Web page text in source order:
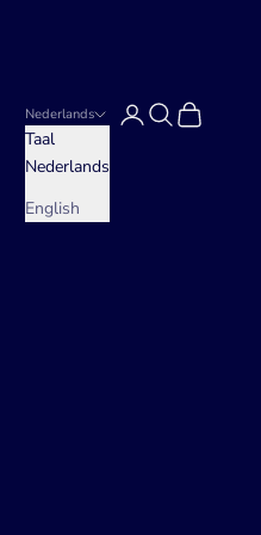
Nederlands
Taal
Nederlands
English
Inloggen
Zoeken